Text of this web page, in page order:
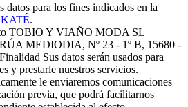
datos para los fines indicados en la
.
TOBIO Y VIAÑO MODA SL
MEDIODIA, Nº 23 - 1º B, 15680 -
Sus datos serán usados para
y prestarle nuestros servicios.
le enviaremos comunicaciones
previa, que podrá facilitarnos